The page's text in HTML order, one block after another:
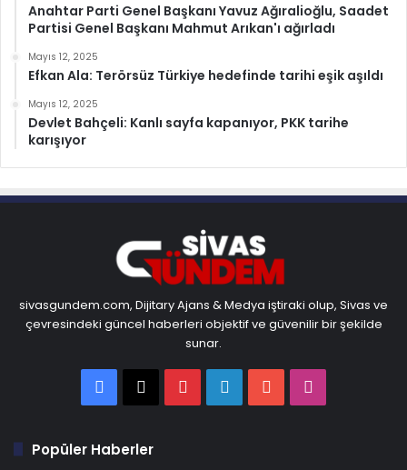
Anahtar Parti Genel Başkanı Yavuz Ağıralioğlu, Saadet
Partisi Genel Başkanı Mahmut Arıkan'ı ağırladı
Mayıs 12, 2025
Efkan Ala: Terörsüz Türkiye hedefinde tarihi eşik aşıldı
Mayıs 12, 2025
Devlet Bahçeli: Kanlı sayfa kapanıyor, PKK tarihe
karışıyor
sivasgundem.com, Dijitary Ajans & Medya iştiraki olup, Sivas ve
çevresindeki güncel haberleri objektif ve güvenilir bir şekilde
sunar.
Facebook
X PinterestLinkedInYouTube
Popüler Haberler